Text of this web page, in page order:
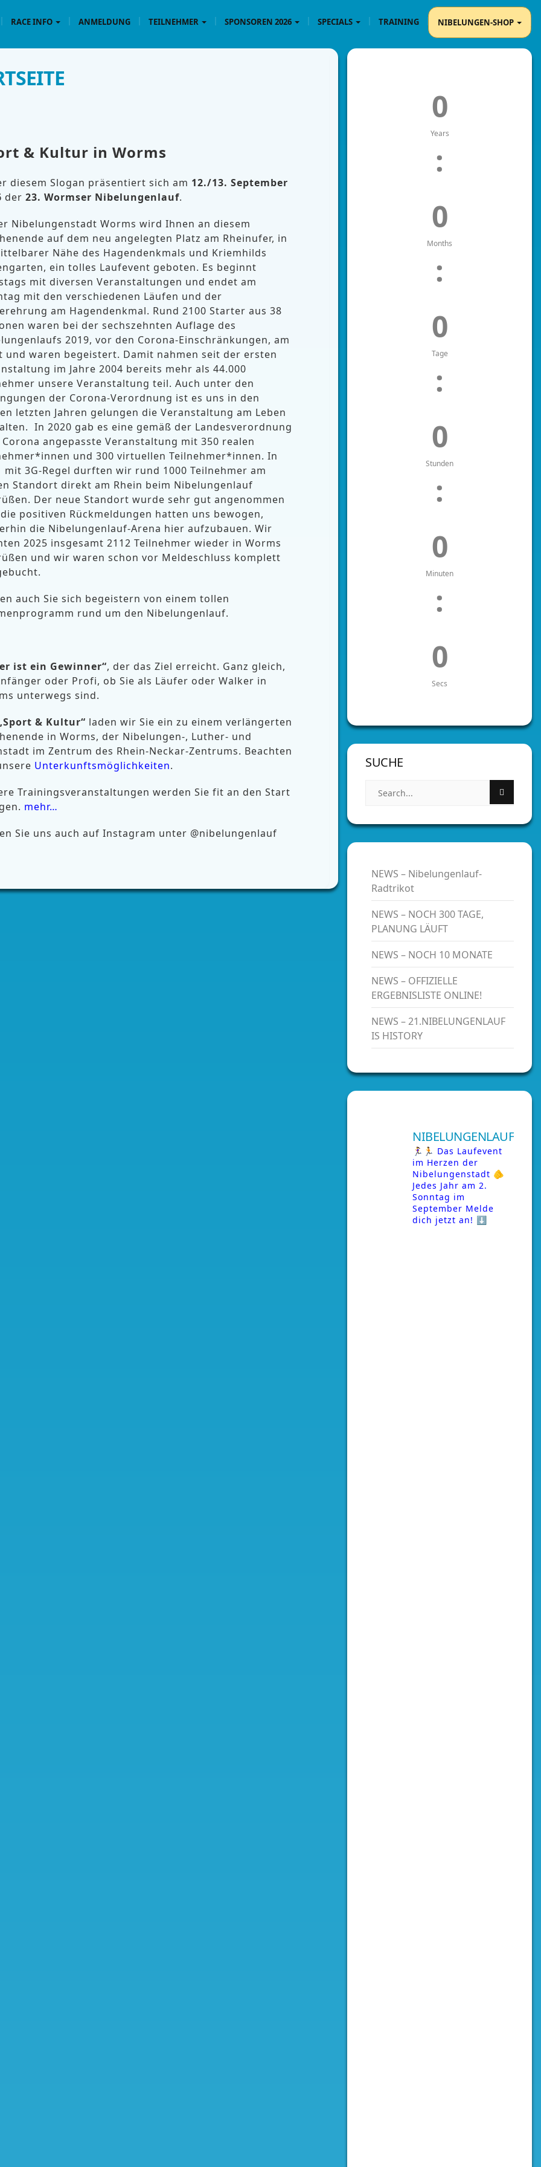
RACE INFO ANMELDUNG TEILNEHMER SPONSOREN 2026 SPECIALS TRAINING NIBELUNGEN-SHOP
& Kultur in Worms
diesem Slogan präsentiert sich am 12./13. September
der 23. Wormser Nibelungenlauf.
Nibelungenstadt Worms wird Ihnen an diesem
auf dem neu angelegten Platz am Rheinufer, in
Nähe des Hagendenkmals und Kriemhilds
ein tolles Laufevent geboten. Es beginnt
mit diversen Veranstaltungen und endet am
mit den verschiedenen Läufen und der
am Hagendenkmal. Rund 2100 Starter aus 38
waren bei der sechszehnten Auflage des
2019, vor den Corona-Einschränkungen, am
und waren begeistert. Damit nahmen seit der ersten
im Jahre 2004 bereits mehr als 44.000
unsere Veranstaltung teil. Auch unter den
der Corona-Verordnung ist es uns in den
letzten Jahren gelungen die Veranstaltung am Leben
In 2020 gab es eine gemäß der Landesverordnung
angepasste Veranstaltung mit 350 realen
und 300 virtuellen Teilnehmer*innen. In
mit 3G-Regel durften wir rund 1000 Teilnehmer am
Standort direkt am Rhein beim Nibelungenlauf
Der neue Standort wurde sehr gut angenommen
positiven Rückmeldungen hatten uns bewogen,
die Nibelungenlauf-Arena hier aufzubauen. Wir
2025 insgesamt 2112 Teilnehmer wieder in Worms
und wir waren schon vor Meldeschluss komplett
auch Sie sich begeistern von einem tollen
rund um den Nibelungenlauf.
ist ein Gewinner“, der das Ziel erreicht. Ganz gleich,
oder Profi, ob Sie als Läufer oder Walker in
unterwegs sind.
& Kultur“ laden wir Sie ein zu einem verlängerten
in Worms, der Nibelungen-, Luther- und
im Zentrum des Rhein-Neckar-Zentrums. Beachten
Unterkunftsmöglichkeiten.
Trainingsveranstaltungen werden Sie fit an den Start
mehr…
Sie uns auch auf Instagram unter @nibelungenlauf
0
Years
:
0
Months
:
0
Tage
:
0
Stunden
:
0
Minuten
:
0
Secs
SUCHE
NEWS – Nibelungenlauf-
Radtrikot
NEWS – NOCH 300 TAGE,
PLANUNG LÄUFT
NEWS – NOCH 10 MONATE
NEWS – OFFIZIELLE
ERGEBNISLISTE ONLINE!
NEWS – 21.NIBELUNGENLAUF
IS HISTORY
NIBELUNGENLAUF
🏃‍♀️🏃 Das Laufevent
im Herzen der
Nibelungenstadt 🫵
Jedes Jahr am 2.
Sonntag im
September Melde
dich jetzt an! ⬇️